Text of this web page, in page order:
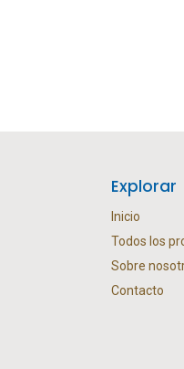
Explorar
Inicio
Todos los
Sobre
Contacto